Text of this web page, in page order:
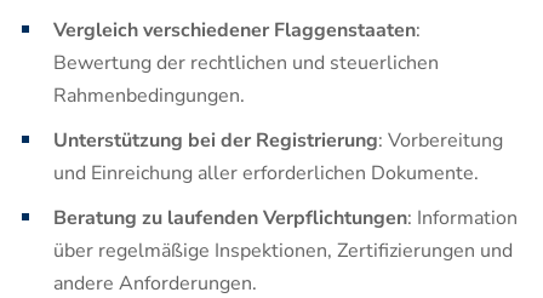
Vergleich verschiedener Flaggenstaaten:
Bewertung der rechtlichen und steuerlichen
Rahmenbedingungen.​
Unterstützung bei der Registrierung: Vorbereitung
und Einreichung aller erforderlichen Dokumente.​
Beratung zu laufenden Verpflichtungen: Information
über regelmäßige Inspektionen, Zertifizierungen und
andere Anforderungen.​